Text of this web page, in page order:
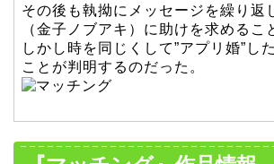
その後も執拗にメッセージを繰り
（金子ノブアキ）に助けを求めるこ
しかし時を同じくして”アプリ婚”
ことが判明するのだった。